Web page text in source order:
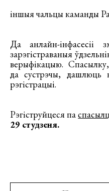
іншыя чальцы каманды
Да анлайн-інфасесіі
зарэгістраваныя
верыфікацыю.
да сустрэчы, дашлюць
рэгістрацыі.
Рэгіструйцеся па
29 студзеня.